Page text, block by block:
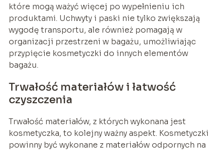
które mogą ważyć więcej po wypełnieniu ich
produktami. Uchwyty i paski nie tylko zwiększają
wygodę transportu, ale również pomagają w
organizacji przestrzeni w bagażu, umożliwiając
przypięcie kosmetyczki do innych elementów
bagażu.
Trwałość materiałów i łatwość
czyszczenia
Trwałość materiałów, z których wykonana jest
kosmetyczka, to kolejny ważny aspekt. Kosmetyczki
powinny być wykonane z materiałów odpornych na